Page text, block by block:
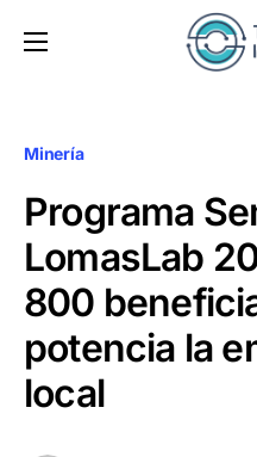
Minería
Programa
LomasLab
800
potencia la
local